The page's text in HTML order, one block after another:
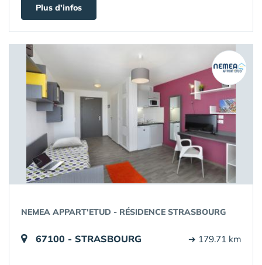
Plus d'infos
NEMEA APPART'ETUD - RÉSIDENCE STRASBOURG
67100 - STRASBOURG ➔ 179.71 km